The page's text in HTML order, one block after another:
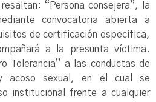
“Persona consejera”, la
convocatoria abierta a
de certificación específica,
a la presunta víctima.
Tolerancia” a las conductas de
acoso sexual, en el cual se
institucional frente a cualquier